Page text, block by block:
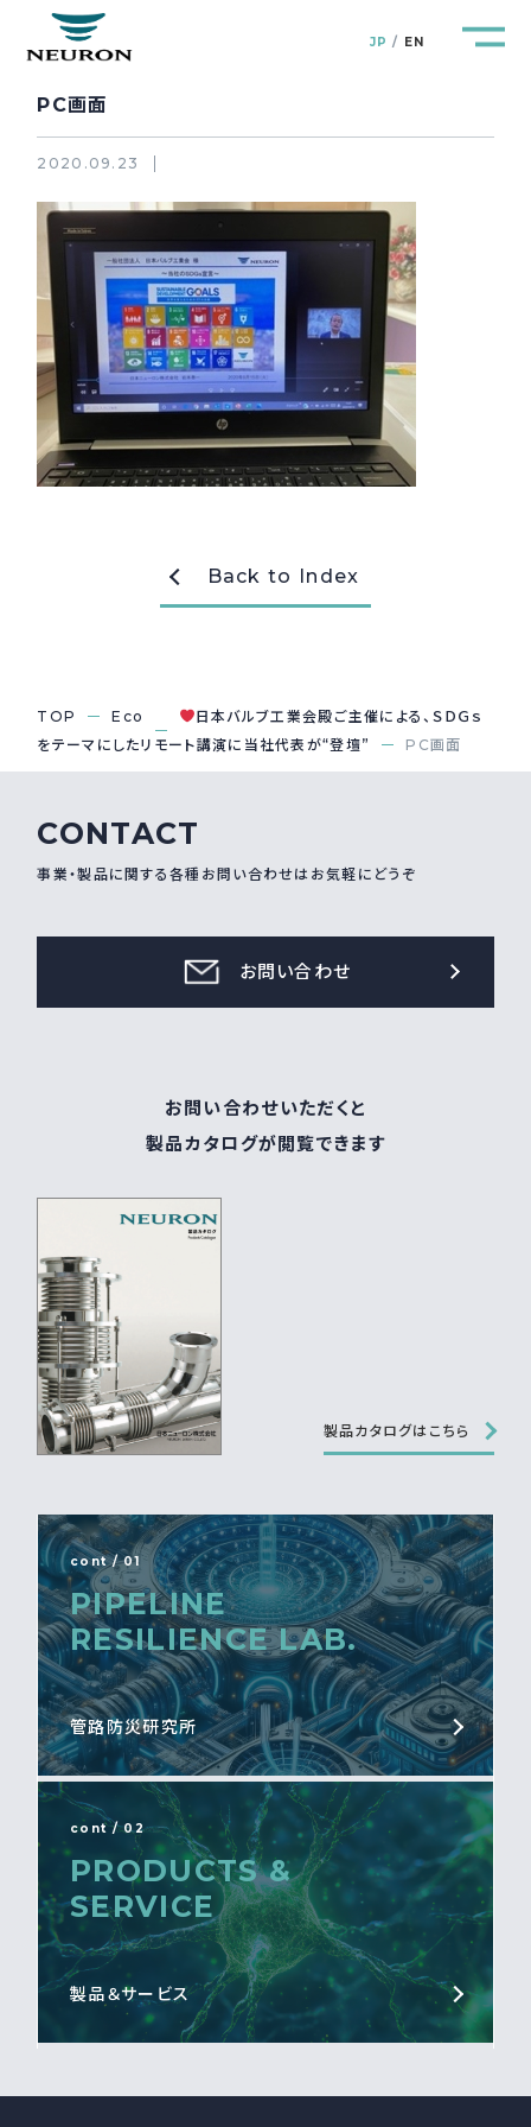
JP EN
管路防災研究所
企業情報 Company
製品＆サービス Products&Service
研究開発 R&D
Recruit
PC画面
2020.09.23
Back to Index
TOP Eco
日本バルブ工業会殿ご主催による、ＳＤＧｓ
をテーマにしたリモート講演に当社代表が“登壇”
PC画面
CONTACT
事業・製品に関する各種お問い合わせはお気軽にどうぞ
お問い合わせ
お問い合わせいただくと
製品カタログが閲覧できます
製品カタログはこちら
cont / 01
PIPELINE
RESILIENCE LAB.
管路防災研究所
cont / 02
PRODUCTS &
SERVICE
製品＆サービス